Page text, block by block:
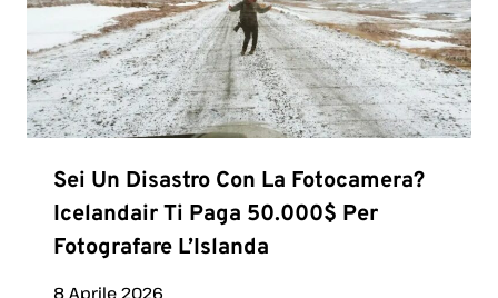
Sei Un Disastro Con La Fotocamera?
Icelandair Ti Paga 50.000$ Per
Fotografare L’Islanda
8 Aprile 2026